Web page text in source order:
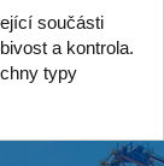
součásti
a kontrola.
typy